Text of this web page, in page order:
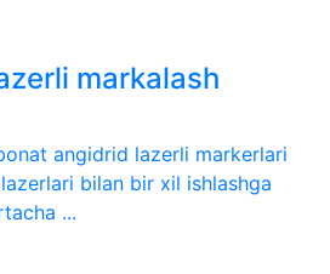
markalash
angidrid lazerli markerlari
bilan bir xil ishlashga
...